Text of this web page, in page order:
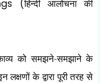
(हिन्दी आलोचना की
काव्य को समझने-समझाने के
के द्वारा पूरी तरह से